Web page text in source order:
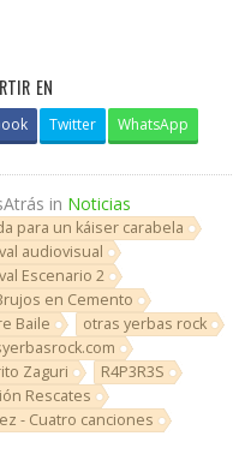
EN
Twitter WhatsApp
in Noticias
para un káiser carabela
audiovisual
Escenario 2
en Cemento
Baile
otras yerbas rock
Zaguri
R4P3R3S
Rescates
- Cuatro canciones